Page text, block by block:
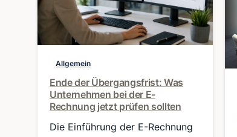
0
Allgemein
Ende der Übergangsfrist: Was
Unternehmen bei der E-
Rechnung jetzt prüfen sollten
Die Einführung der E-Rechnung